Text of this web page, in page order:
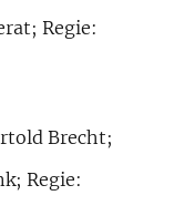
Regie:
Brecht;
Regie: